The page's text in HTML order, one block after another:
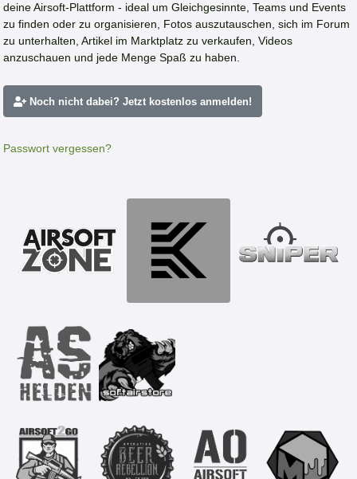
deine Airsoft-Plattform - ideal um Gleichgesinnte, Teams und Events
zu finden oder zu organisieren, Fotos auszutauschen, sich im Forum
zu unterhalten, Artikel im Marktplatz zu verkaufen, Videos
anzuschauen und jede Menge Spaß zu haben.
Noch nicht dabei? Jetzt kostenlos anmelden!
Passwort vergessen?